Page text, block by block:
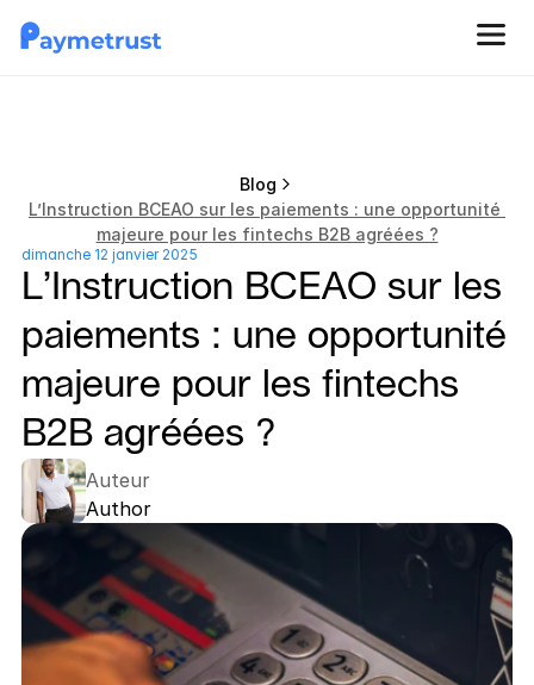
Blog
L’Instruction BCEAO sur les paiements : une opportunité
majeure pour les fintechs B2B agréées ?
dimanche 12 janvier 2025
L’Instruction BCEAO sur les
paiements : une opportunité
majeure pour les fintechs
B2B agréées ?
Auteur
Author